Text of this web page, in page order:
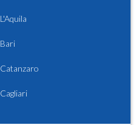
L'Aquila
Bari
Catanzaro
Cagliari